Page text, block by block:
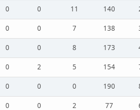
0 0 11 140
0 0 7 138
0 0 8 173
0 2 5 154
0 0 0 190
0 0 2 77